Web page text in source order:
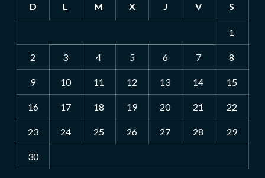
D L M X J V S
1
2 3 4 5 6 7 8
9 10 11 12 13 14 15
16 17 18 19 20 21 22
23 24 25 26 27 28 29
30